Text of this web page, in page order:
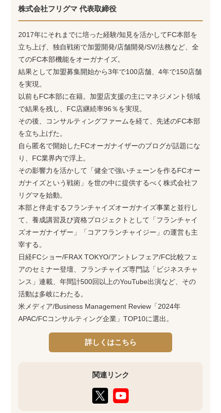
株式会社フリグマ 代表取締役
2017年にそれまでに培った経験/知見を活かしてFC本部を
立ち上げ、独自戦術で加盟開発/店舗開発/SV/法務など、全
てのFC本部機能をオーガナイズ。
結果として加盟募集開始から3年で100店舗、4年で150店舗
を実現。
以前もFC本部に在籍。加盟店支援の主にマネジメント領域
で結果を残し、FC店継続率96％を実現。
その後、コンサルティングファームを経て、先述のFC本部
を立ち上げた。
自ら匿名で開始したFCオーガナイザーのブログが話題にな
り、FC業界内で浮上。
その影響力を活かして「健全で強いチェーンを作るFCオー
ガナイズという戦術」を世の中に提供するべく株式会社フ
リグマを始動。
本部と伴走するフランチャイズオーガナイズ事業と並行し
て、養成講習及び資格プロジェクトとして「フランチャイ
ズオーガナイザー」「コアフランチャイジー」の運営も主
宰する。
日経FCショー/FRAX TOKYO/アントレフェア/FC比較フェ
アのセミナー登壇、フランチャイズ専門誌「ビジネスチャ
ンス」連載、年間計500回以上のYouTube出演など、その
活動は多岐にわたる。
米メディア/Business Management Review「2024年
APAC/FCコンサルティング企業」TOP10に選出。
詳しくはこちら
関連リンク